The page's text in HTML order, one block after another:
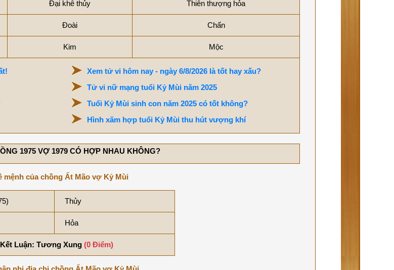
Đại khê thủy Thiên thượng hỏa
Đoài Chấn
Kim Mộc
Xem tử vi hôm nay - ngày 6/8/2026 là tốt hay xấu?
Tử vi nữ mạng tuổi Kỷ Mùi năm 2025
Tuổi Kỷ Mùi sinh con năm 2025 có tốt không?
Hình xăm hợp tuổi Kỷ Mùi thu hút vượng khí
1975 VỢ 1979 CÓ HỢP NHAU KHÔNG?
mệnh của chồng Ất Mão vợ Kỷ Mùi
Thủy
Hỏa
Kết Luận: Tương Xung (0 Điểm)